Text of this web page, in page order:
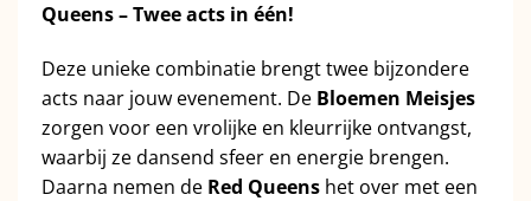
Queens – Tweeacts in één!
Deze unieke combinatie brengt twee bijzondere
acts naar jouw evenement. De Bloemen Meisjes
zorgen voor een vrolijke en kleurrijke ontvangst,
waarbij ze dansend sfeer en energie brengen.
Daarna nemen de Red Queens het over met een